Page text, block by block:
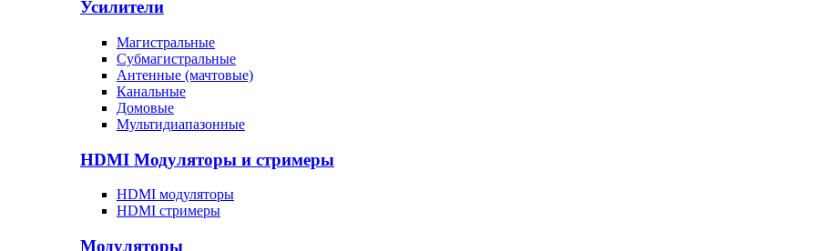
Усилители
Магистральные
Субмагистральные
Антенные (мачтовые)
Канальные
Домовые
Мультидиапазонные
HDMI Модуляторы и стримеры
HDMI модуляторы
HDMI стримеры
Модуляторы